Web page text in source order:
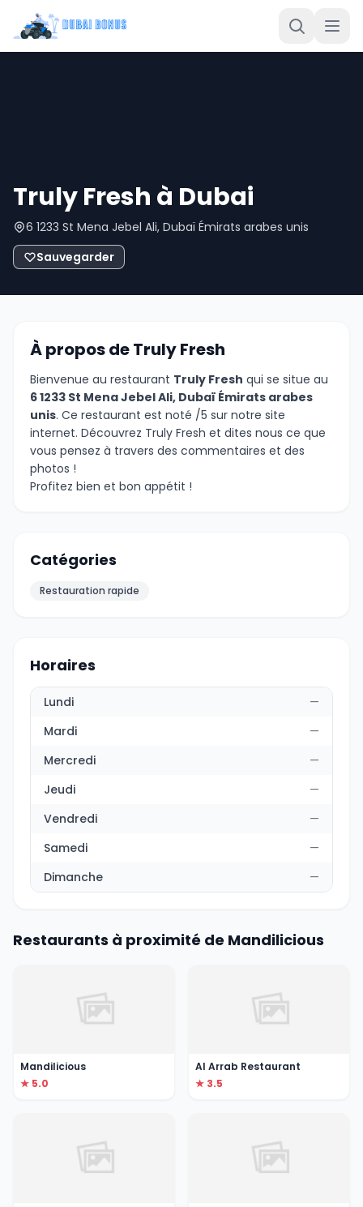
Truly Fresh à Dubai
6 1233 St Mena Jebel Ali, Dubaï Émirats arabes unis
Sauvegarder
À propos de Truly Fresh
Bienvenue au restaurant Truly Fresh qui se situe au
6 1233 St Mena Jebel Ali, Dubaï Émirats arabes
unis. Ce restaurant est noté /5 sur notre site
internet. Découvrez Truly Fresh et dites nous ce que
vous pensez à travers des commentaires et des
photos !
Profitez bien et bon appétit !
Catégories
Restauration rapide
Horaires
Lundi
—
Mardi
—
Mercredi
—
Jeudi
—
Vendredi
—
Samedi
—
Dimanche
—
Restaurants à proximité de Mandilicious
Mandilicious
★ 5.0
Al Arrab Restaurant
★ 3.5